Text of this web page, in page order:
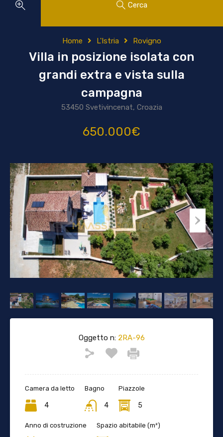
Cerca
Home L'Istria Rovigno
Villa in posizione isolata con
grandi extra e vista sulla
campagna
53450 Svetivincenat, Croazia
650.000€
Oggetto n:2RA-96
Camera da letto
4
Bagno
4
Piazzole
5
Anno di costruzione Spazio abitabile (m²)